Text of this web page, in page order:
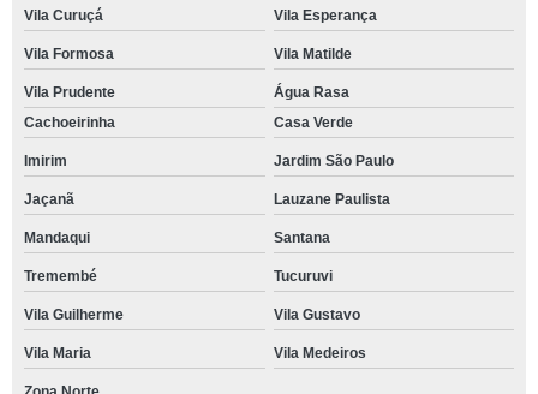
Vila Curuçá Vila Esperança
Vila Formosa Vila Matilde
Vila Prudente
Água Rasa
Cachoeirinha
Casa Verde
Imirim Jardim São Paulo
Jaçanã Lauzane Paulista
Mandaqui Santana
Tremembé Tucuruvi
Vila Guilherme Vila Gustavo
Vila Maria Vila Medeiros